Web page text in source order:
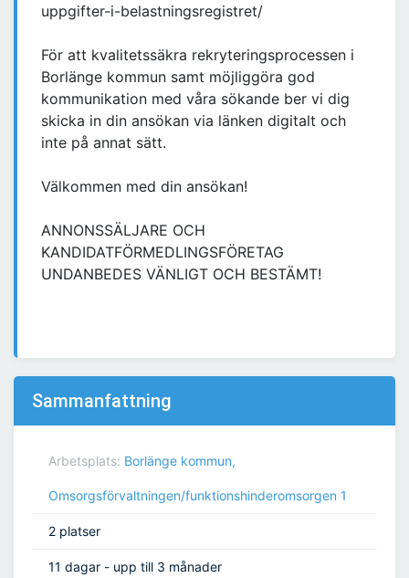
uppgifter-i-belastningsregistret/
För att kvalitetssäkra rekryteringsprocessen i
Borlänge kommun samt möjliggöra god
kommunikation med våra sökande ber vi dig
skicka in din ansökan via länken digitalt och
inte på annat sätt.
Välkommen med din ansökan!
ANNONSSÄLJARE OCH
KANDIDATFÖRMEDLINGSFÖRETAG
UNDANBEDES VÄNLIGT OCH BESTÄMT!
Sammanfattning
Arbetsplats: Borlänge kommun,
Omsorgsförvaltningen/funktionshinderomsorgen 1
2 platser
11 dagar - upp till 3 månader